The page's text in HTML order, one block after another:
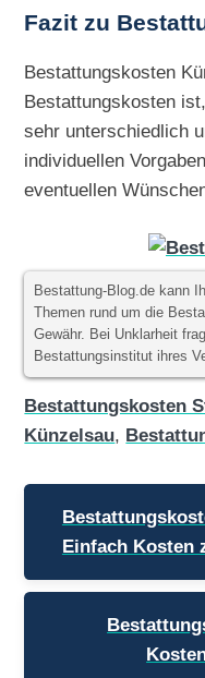
Fazit zu
Bestattungskosten
Bestattungskosten
sehr unterschiedlich
individuellen
eventuellen
Bestattung-Blog.de kann
Themen rund um die
Gewähr. Bei Unklarheit
Bestattungsinstitut ihres
Bestattungskosten
Künzelsau,
Einfach Kosten